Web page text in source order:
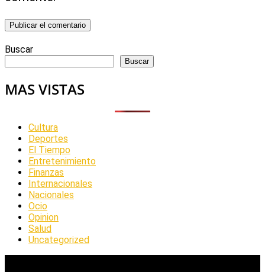
Buscar
Buscar
MAS VISTAS
Cultura
Deportes
El Tiempo
Entretenimiento
Finanzas
Internacionales
Nacionales
Ocio
Opinion
Salud
Uncategorized